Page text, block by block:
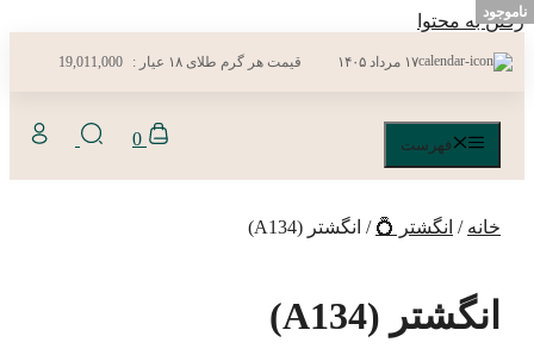
رفتن به محتوا
۱۷ مرداد ۱۴۰۵ قیمت هر گرم طلای ۱۸ عیار : 19,011,000
0 فهرست
خانه / انگشتر 💍 / انگشتر (A134)
انگشتر (A134)
ناموجود
ناموجود
ناموجود